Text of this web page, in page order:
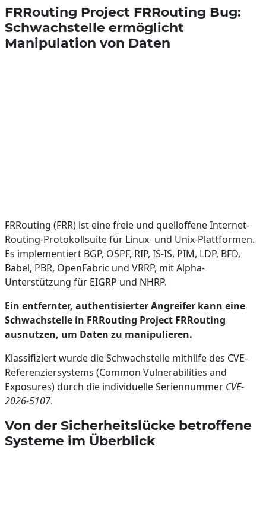
FRRouting Project FRRouting Bug:
Schwachstelle ermöglicht
Manipulation von Daten
FRRouting (FRR) ist eine freie und quelloffene Internet-
Routing-Protokollsuite für Linux- und Unix-Plattformen.
Es implementiert BGP, OSPF, RIP, IS-IS, PIM, LDP, BFD,
Babel, PBR, OpenFabric und VRRP, mit Alpha-
Unterstützung für EIGRP und NHRP.
Ein entfernter, authentisierter Angreifer kann eine
Schwachstelle in FRRouting Project FRRouting
ausnutzen, um Daten zu manipulieren.
Klassifiziert wurde die Schwachstelle mithilfe des CVE-
Referenziersystems (Common Vulnerabilities and
Exposures) durch die individuelle Seriennummer CVE-
2026-5107.
Von der Sicherheitslücke betroffene
Systeme im Überblick